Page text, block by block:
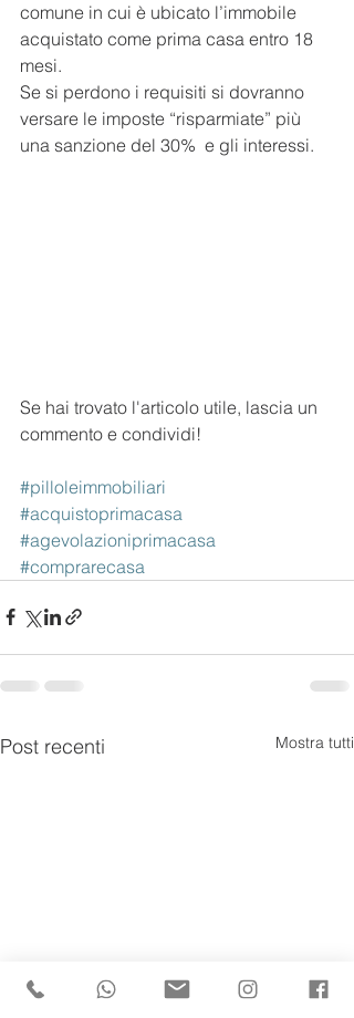
comune in cui è ubicato l’immobile
acquistato come prima casa entro 18
mesi.
Se si perdono i requisiti si dovranno
versare le imposte “risparmiate” più
una sanzione del 30%  e gli interessi.
Se hai trovato l'articolo utile, lascia un
commento e condividi!
#pilloleimmobiliari
#acquistoprimacasa
#agevolazioniprimacasa
#comprarecasa
Post recenti Mostra tutti